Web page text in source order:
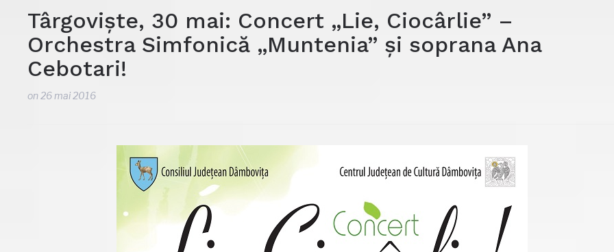
Târgoviște, 30 mai: Concert „Lie, Ciocârlie” –
Orchestra Simfonică „Muntenia” și soprana Ana
Cebotari!
on 26 mai 2016